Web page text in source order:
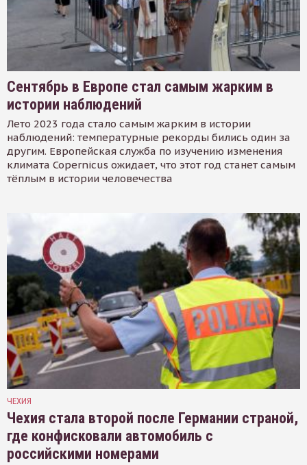
Сентябрь в Европе стал самым жарким в
истории наблюдений
Лето 2023 года стало самым жарким в истории
наблюдений: температурные рекорды бились один за
другим. Европейская служба по изучению изменения
климата Copernicus ожидает, что этот год станет самым
тёплым в истории человечества
ЧЕХИЯ
Чехия стала второй после Германии страной,
где конфисковали автомобиль с
российскими номерами